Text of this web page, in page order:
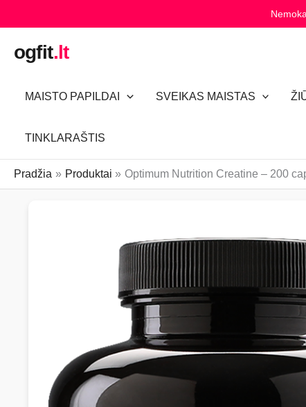
prie
ogfit.lt
MAISTO PAPILDAI SVEIKAS MAISTAS
TINKLARAŠTIS
Pradžia Produktai Optimum Nutrition Creatine – 200